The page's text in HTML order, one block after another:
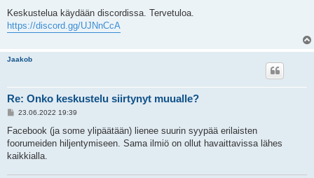
e
t
Keskustelua käydään discordissa. Tervetuloa.
https://discord.gg/UJNnCcA
Jaakob
Re: Onko keskustelu siirtynyt muualle?
V
e
t
i
23.06.2022 19:39
Facebook (ja some ylipäätään) lienee suurin syypää erilaisten
foorumeiden hiljentymiseen. Sama ilmiö on ollut havaittavissa lähes
kaikkialla.